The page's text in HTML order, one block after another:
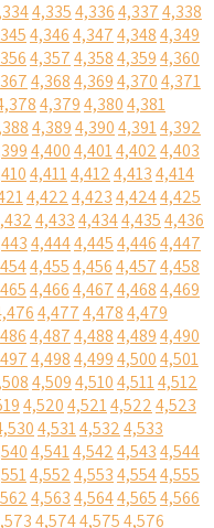
4,3354,3364,3374,338
4,3464,3474,3484,349
4,3574,3584,3594,360
4,3684,3694,3704,371
4,3794,3804,381
4,3894,3904,3914,392
4,4004,4014,4024,403
4,4114,4124,4134,414
4,4224,4234,4244,425
4,4334,4344,4354,436
4,4444,4454,4464,447
4,4554,4564,4574,458
4,4664,4674,4684,469
4,4774,4784,479
4,4874,4884,4894,490
4,4984,4994,5004,501
4,5094,5104,5114,512
4,5204,5214,5224,523
4,5314,5324,533
4,5414,5424,5434,544
4,5524,5534,5544,555
4,5634,5644,5654,566
4,5744,5754,576